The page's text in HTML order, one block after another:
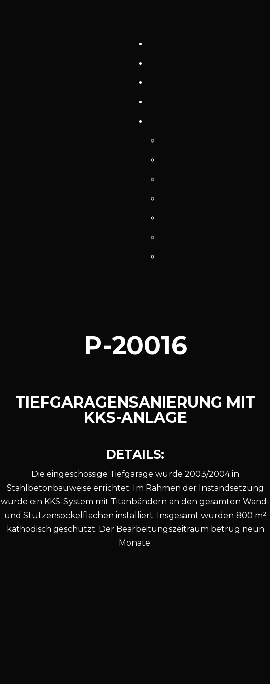
P-20016
TIEFGARAGENSANIERUNG MIT
KKS-ANLAGE
DETAILS:
Die eingeschossige Tiefgarage wurde 2003/2004 in
Stahlbetonbauweise errichtet. Im Rahmen der Instandsetzung
wurde ein KKS-System mit Titanbändern an den gesamten Wand-
und Stützensockelflächen installiert. Insgesamt wurden 800 m²
kathodisch geschützt. Der Bearbeitungszeitraum betrug neun
Monate.